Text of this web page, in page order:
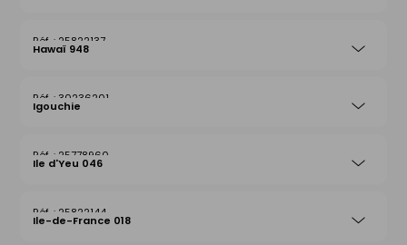
25822137
Hawaï 948
30236201
Igouchie
25778960
Ile d'Yeu 046
25822144
Ile-de-France 018